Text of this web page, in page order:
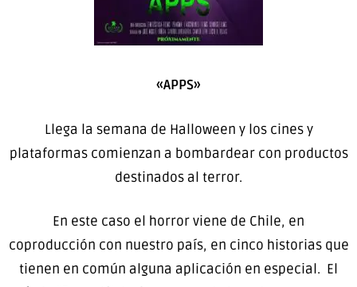
«APPS»
Llega la semana de Halloween y los cines y
plataformas comienzan a bombardear con productos
destinados al terror.
En este caso el horror viene de Chile, en
coproducción con nuestro país, en cinco historias que
tienen en común alguna aplicación en especial. El